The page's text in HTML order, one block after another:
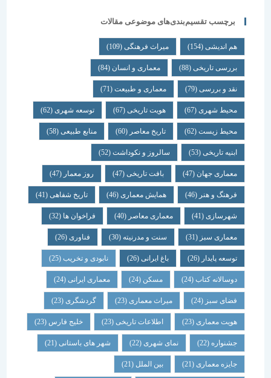
برچسب تقسیم‌بندی‌های موضوعی مقالات
هم اندیشی (154) میراث فرهنگی (109)
بررسی تاریخی (88) معماری و انسان (84)
نقد و بررسی (79) معماری و طبیعت (71)
محیط شهری(67) هویت تاریخی(67) توسعه شهری(62)
محیط زیست(62) تاریخ معاصر(60) منابع طبیعی(58)
ابنیه تاریخی(53) سالروز و نکوداشت(52)
معماری جهان (47) بافت تاریخی(47) روز معمار(47)
فرهنگ و هنر(46) همایش معماری (46) تاریخ شفاهی (41)
شهرسازی(41) معماری معاصر(40) فراخوان ها (32)
معماری سبز(31) سنت و مدرنیته(30) فناوری (26)
توسعه پایدار(26) باغ ایرانی(26) نابودی و تخریب(25)
دوسالانه کتاب(24) مسکن (24) معماری ایرانی(24)
فضای سبز(24) میراث معماری (23) گردشگری (23)
هویت معماری (23) اطلاعات تاریخی(23) خلیج فارس(23)
جشنواره(22) نمای شهری(22) شهر های باستانی (21)
جایزه معماری (21) بین الملل(21)